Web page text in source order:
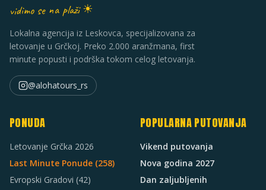
vidimo se na plaži ☀
Lokalna agencija iz Leskovca, specijalizovana za
letovanje u Grčkoj. Preko 2.000 aranžmana, first
minute popusti i podrška tokom celog letovanja.
@alohatours_rs
PONUDA
Letovanje Grčka 2026
Last Minute Ponude (258)
Evropski Gradovi (42)
POPULARNA PUTOVANJA
Vikend putovanja
Nova godina 2027
Dan zaljubljenih